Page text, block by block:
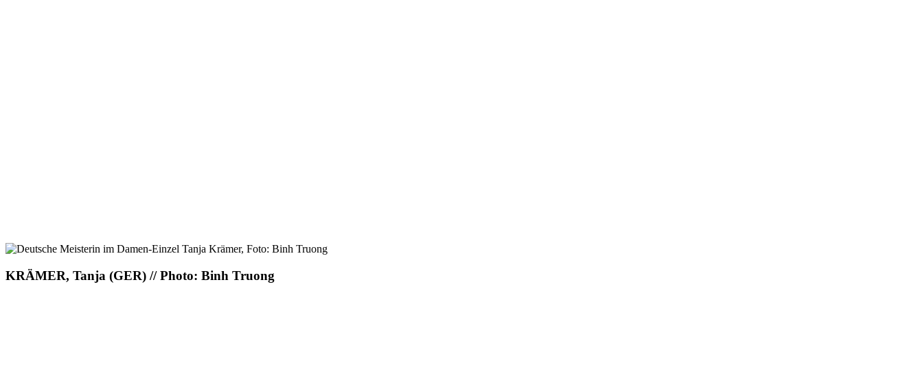
KRÄMER, Tanja (GER) // Photo: Binh Truong